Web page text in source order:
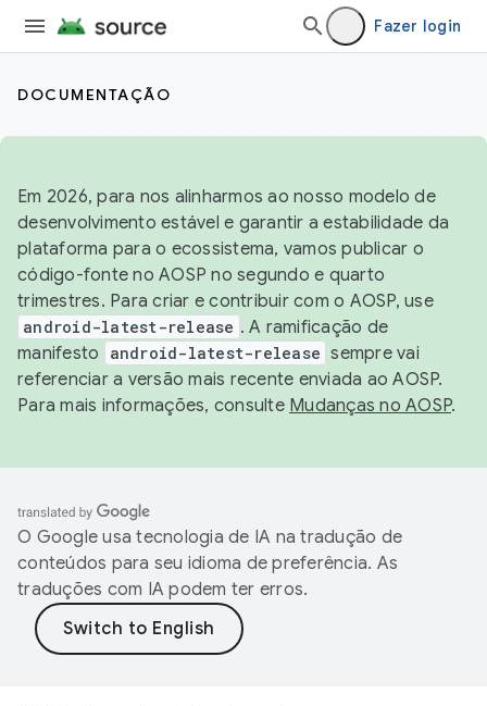
Fazer login
DOCUMENTAÇÃO
Em 2026, para nos alinharmos ao nosso modelo de
desenvolvimento estável e garantir a estabilidade da
plataforma para o ecossistema, vamos publicar o
código-fonte no AOSP no segundo e quarto
trimestres. Para criar e contribuir com o AOSP, use
android-latest-release . A ramificação de
manifesto
android-latest-release sempre vai
referenciar a versão mais recente enviada ao AOSP.
Para mais informações, consulte Mudanças no AOSP.
O Google usa tecnologia de IA na tradução de
conteúdos para seu idioma de preferência. As
traduções com IA podem ter erros.